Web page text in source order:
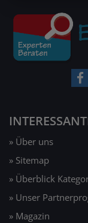
» Über uns
» Sitemap
» Überblick
» Unser
» Magazin